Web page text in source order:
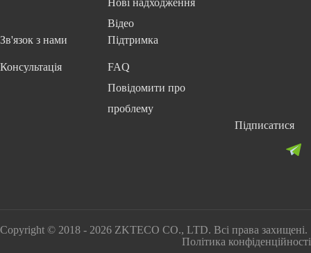
Нові надходження
Відео
Зв'язок з нами
Консультація
Підтримка
FAQ
Повідомити про
проблему
Підписатися
Copyright © 2018 - 2026 ZKTECO CO., LTD. Всі права захищені.
Політика конфіденційності